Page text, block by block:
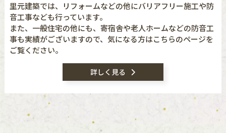
里元建築では、リフォームなどの他にバリアフリー施工や防
音工事なども行っています。
また、一般住宅の他にも、寄宿舎や老人ホームなどの防音工
事も実績がございますので、気になる方はこちらのページを
ご覧ください。
詳しく見る